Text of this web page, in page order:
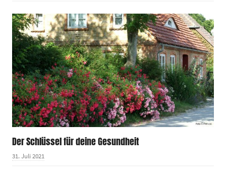
Der Schlüssel für deine Gesundheit
31. Juli 2021